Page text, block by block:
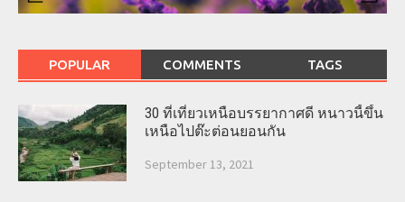
POPULAR COMMENTS TAGS
30 ที่เที่ยวเหนือบรรยากาศดี หนาวนี้ขึ้น
เหนือไปต๊ะต่อนยอนกัน
September 13, 2021